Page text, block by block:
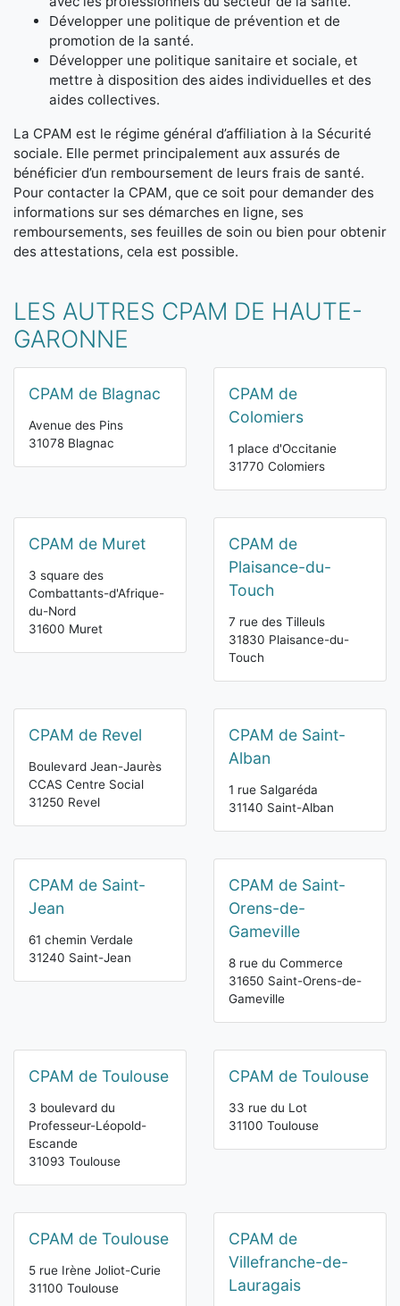
Développer une politique de prévention et de
promotion de la santé.
Développer une politique sanitaire et sociale, et
mettre à disposition des aides individuelles et des
aides collectives.
La CPAM est le régime général d’affiliation à la Sécurité
sociale. Elle permet principalement aux assurés de
bénéficier d’un remboursement de leurs frais de santé.
Pour contacter la CPAM, que ce soit pour demander des
informations sur ses démarches en ligne, ses
remboursements, ses feuilles de soin ou bien pour obtenir
des attestations, cela est possible.
LES AUTRES CPAM DE HAUTE-
GARONNE
CPAM de Blagnac
Avenue des Pins
31078 Blagnac
CPAM de
Colomiers
1 place d'Occitanie
31770 Colomiers
CPAM de Muret
3 square des
Combattants-d'Afrique-
du-Nord
31600 Muret
CPAM de
Plaisance-du-
Touch
7 rue des Tilleuls
31830 Plaisance-du-
Touch
CPAM de Revel
Boulevard Jean-Jaurès
CCAS Centre Social
31250 Revel
CPAM de Saint-
Alban
1 rue Salgaréda
31140 Saint-Alban
CPAM de Saint-
Jean
61 chemin Verdale
31240 Saint-Jean
CPAM de Saint-
Orens-de-
Gameville
8 rue du Commerce
31650 Saint-Orens-de-
Gameville
CPAM de Toulouse
3 boulevard du
Professeur-Léopold-
Escande
31093 Toulouse
CPAM de Toulouse
33 rue du Lot
31100 Toulouse
CPAM de Toulouse
5 rue Irène Joliot-Curie
31100 Toulouse
CPAM de
Villefranche-de-
Lauragais